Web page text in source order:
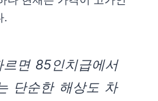
.
면 85인치급에서
단순한 해상도 차